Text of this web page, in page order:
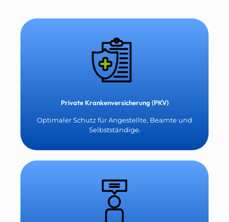
Private Krankenversicherung (PKV)
Optimaler Schutz für Angestellte, Beamte und
Selbstständige.